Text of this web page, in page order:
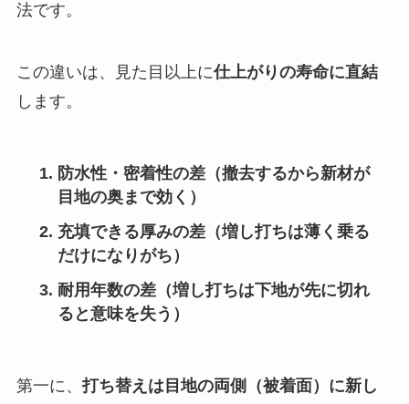
法です。
この違いは、見た目以上に仕上がりの寿命に直結
します。
防水性・密着性の差（撤去するから新材が
目地の奥まで効く）
充填できる厚みの差（増し打ちは薄く乗る
だけになりがち）
耐用年数の差（増し打ちは下地が先に切れ
ると意味を失う）
第一に、打ち替えは目地の両側（被着面）に新し